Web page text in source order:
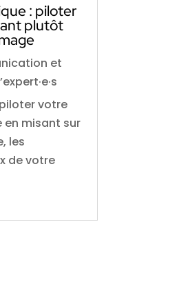
: piloter
plutôt
et
votre
misant sur
les
de votre